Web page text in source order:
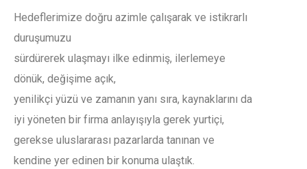
Hedeflerimize doğru azimle çalışarak ve istikrarlı
duruşumuzu
sürdürerek ulaşmayı ilke edinmiş, ilerlemeye
dönük, değişime açık,
yenilikçi yüzü ve zamanın yanı sıra, kaynaklarını da
iyi yöneten bir firma anlayışıyla gerek yurtiçi,
gerekse uluslararası pazarlarda tanınan ve
kendine yer edinen bir konuma ulaştık.